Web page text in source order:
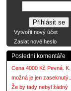
Vytvořit nový účet
Zaslat nové heslo
Poslední komentáře
Cena 4000 Kč Pevná. K...
možná je jen zaseknutý...
Že by tady nebyl žádný